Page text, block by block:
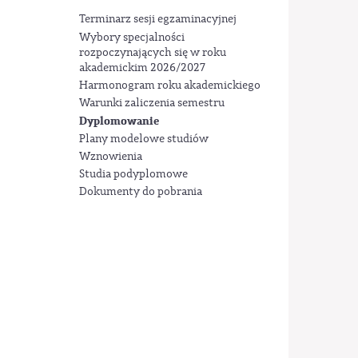
Terminarz sesji egzaminacyjnej
Wybory specjalności
rozpoczynających się w roku
akademickim 2026/2027
Harmonogram roku akademickiego
Warunki zaliczenia semestru
Dyplomowanie
Plany modelowe studiów
Wznowienia
Studia podyplomowe
Dokumenty do pobrania